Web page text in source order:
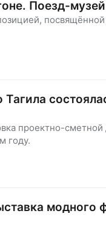
Поезд-
проектно-сметной
году.
модного